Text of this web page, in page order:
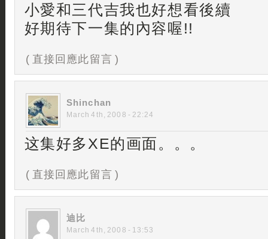
小愛和三代吉我也好想看後續
好期待下一集的內容喔!!
( 直接回應此留言 )
Shinchan
March 4th, 2008 - 22:24
这集好多XE的画面。。。
( 直接回應此留言 )
迪比
March 4th, 2008 - 13:53